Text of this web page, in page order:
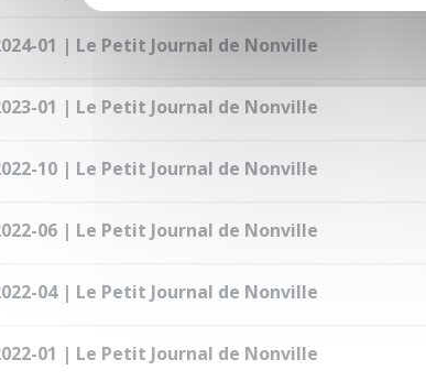
01 | Le Petit Journal de Nonville
01 | Le Petit Journal de Nonville
10 | Le Petit Journal de Nonville
06 | Le Petit Journal de Nonville
04 | Le Petit Journal de Nonville
01 | Le Petit Journal de Nonville